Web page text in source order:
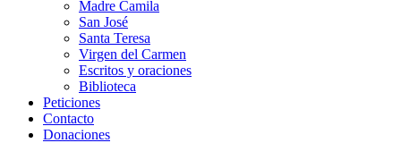
Madre Camila
San José
Santa Teresa
Virgen del Carmen
Escritos y oraciones
Biblioteca
Peticiones
Contacto
Donaciones